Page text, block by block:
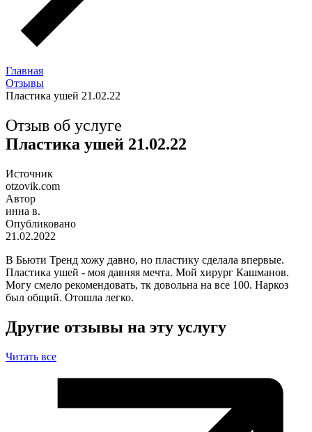
Главная
Отзывы
Пластика ушей 21.02.22
Отзыв об услуге
Пластика ушей 21.02.22
Источник
otzovik.com
Автор
инна в.
Опубликовано
21.02.2022
В Бьюти Тренд хожу давно, но пластику сделала впервые.
Пластика ушей - моя давняя мечта. Мой хирург Кашманов.
Могу смело рекомендовать, тк довольна на все 100. Наркоз
был общий. Отошла легко.
Другие отзывы на эту услугу
Читать все